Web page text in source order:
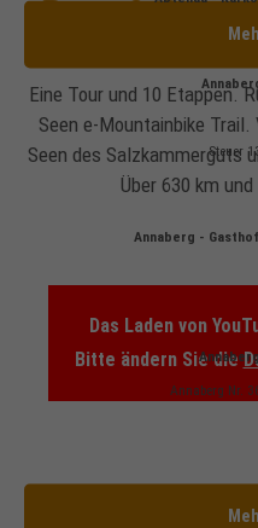
Steuer
Annaberg -
Annaberg Nr.
Berge & Seen
Eine Tour und 10 Etappen.
Seen e-Mountainbike Trail.
Seen des Salzkammerguts
Über 630 km
Das Laden von
Bitte ändern Sie die